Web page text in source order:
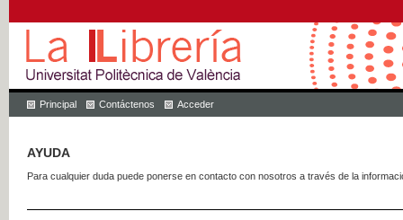
Principal Contáctenos Acceder
AYUDA
Para cualquier duda puede ponerse en contacto con nosotros a través de la